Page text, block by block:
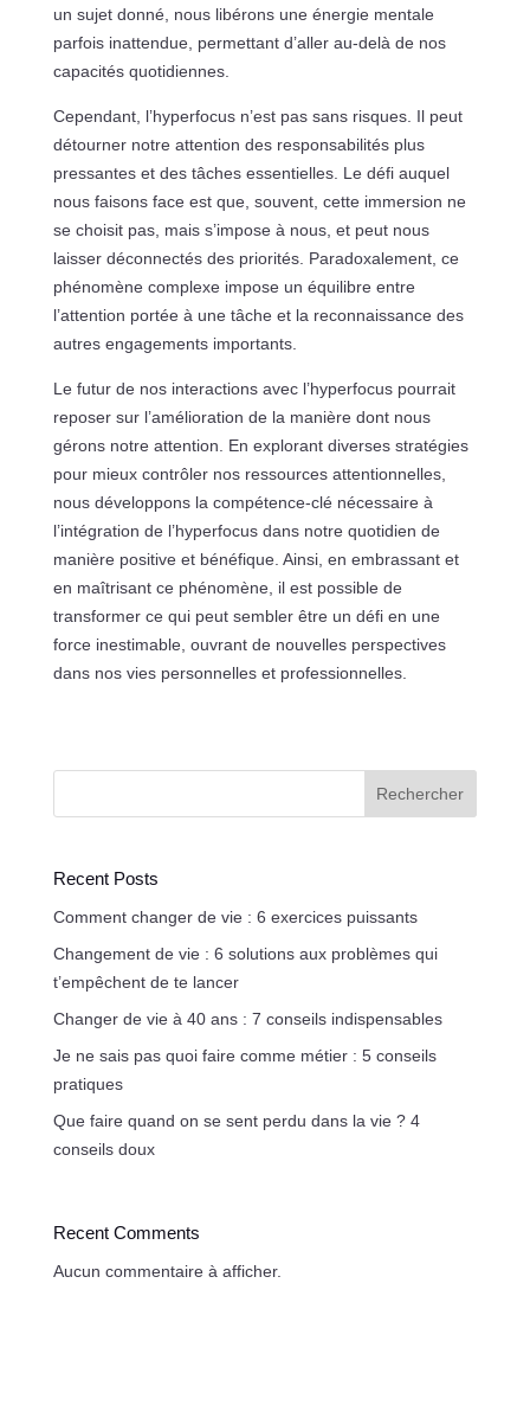
un sujet donné, nous libérons une énergie mentale
parfois inattendue, permettant d’aller au-delà de nos
capacités quotidiennes.
Cependant, l’hyperfocus n’est pas sans risques. Il peut
détourner notre attention des responsabilités plus
pressantes et des tâches essentielles. Le défi auquel
nous faisons face est que, souvent, cette immersion ne
se choisit pas, mais s’impose à nous, et peut nous
laisser déconnectés des priorités. Paradoxalement, ce
phénomène complexe impose un équilibre entre
l’attention portée à une tâche et la reconnaissance des
autres engagements importants.
Le futur de nos interactions avec l’hyperfocus pourrait
reposer sur l’amélioration de la manière dont nous
gérons notre attention. En explorant diverses stratégies
pour mieux contrôler nos ressources attentionnelles,
nous développons la compétence-clé nécessaire à
l’intégration de l’hyperfocus dans notre quotidien de
manière positive et bénéfique. Ainsi, en embrassant et
en maîtrisant ce phénomène, il est possible de
transformer ce qui peut sembler être un défi en une
force inestimable, ouvrant de nouvelles perspectives
dans nos vies personnelles et professionnelles.
Rechercher
Recent Posts
Comment changer de vie : 6 exercices puissants
Changement de vie : 6 solutions aux problèmes qui
t’empêchent de te lancer
Changer de vie à 40 ans : 7 conseils indispensables
Je ne sais pas quoi faire comme métier : 5 conseils
pratiques
Que faire quand on se sent perdu dans la vie ? 4
conseils doux
Recent Comments
Aucun commentaire à afficher.